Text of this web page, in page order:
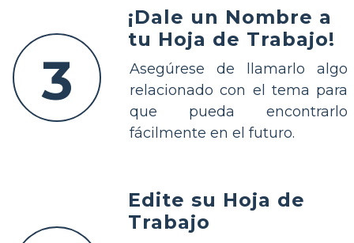
3
¡Dale un Nombre a
tu Hoja de Trabajo!
Asegúrese de llamarlo algo
relacionado con el tema para
que pueda encontrarlo
fácilmente en el futuro.
Edite su Hoja de
Trabajo